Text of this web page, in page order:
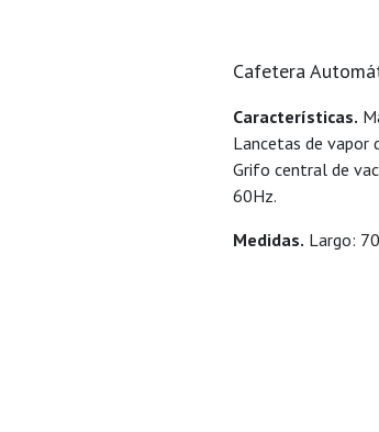
Cafetera
Características.
Lancetas de vapor
Grifo central de
60Hz.
Medidas. Largo: